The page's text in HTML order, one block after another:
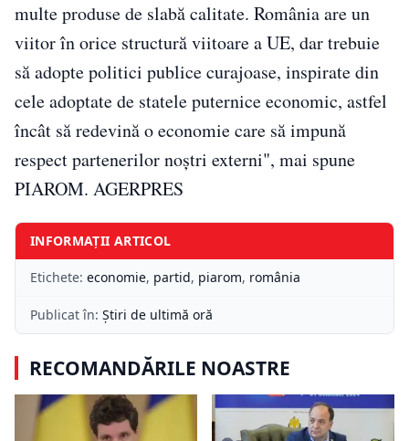
multe produse de slabă calitate. România are un
viitor în orice structură viitoare a UE, dar trebuie
să adopte politici publice curajoase, inspirate din
cele adoptate de statele puternice economic, astfel
încât să redevină o economie care să impună
respect partenerilor noştri externi", mai spune
PIAROM. AGERPRES
INFORMAȚII ARTICOL
Etichete: economie, partid, piarom, românia
Publicat în: Știri de ultimă oră
RECOMANDĂRILE NOASTRE